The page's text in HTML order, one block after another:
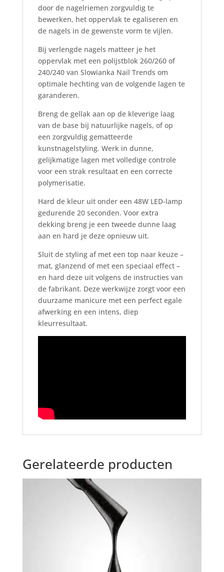
door de nagelriemen zorgvuldig te
bewerken, het oppervlak te egaliseren en
de nagels in de gewenste vorm te vijlen.
Bij verlengde nagels matteer je het
oppervlak met een polijstblok 260/260 of
240/240 van Slowianka Nail Trends om
optimale hechting van de volgende lagen te
garanderen.
Breng de gellak aan op de kleverige laag
van de base bij natuurlijke nagels, of op
een zorgvuldig gematteerde
kunstnagelstyling. Werk in dunne,
gelijkmatige lagen met volledige controle
voor een strak resultaat en een correcte
polymerisatie.
Hard de kleur uit onder een 48W LED-lamp
gedurende 20 seconden. Voor extra
dekking breng je een tweede dunne laag
aan en hard je deze opnieuw uit.
Sluit de styling af met een top naar keuze –
mat, glanzend of met een speciaal effect –
en hard deze uit volgens de instructies van
de fabrikant. Deze werkwijze zorgt voor een
duurzame manicure met een perfect egale
afwerking en een intens, diep
kleurresultaat.
Gerelateerde producten